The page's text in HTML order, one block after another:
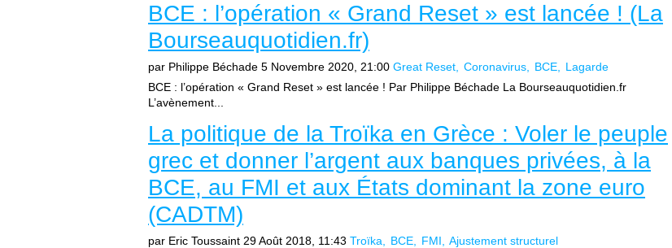
BCE : l’opération « Grand Reset » est lancée ! (La
Bourseauquotidien.fr)
par Philippe Béchade 5 Novembre 2020, 21:00 Great Reset Coronavirus BCE
Lagarde
BCE : l’opération « Grand Reset » est lancée ! Par Philippe Béchade La Bourseauquotidien.fr
L’avènement...
La politique de la Troïka en Grèce : Voler le peuple
grec et donner l’argent aux banques privées, à la
BCE, au FMI et aux États dominant la zone euro
(CADTM)
par Eric Toussaint 29 Août 2018, 11:43 Troïka BCE FMI
Ajustement structurel